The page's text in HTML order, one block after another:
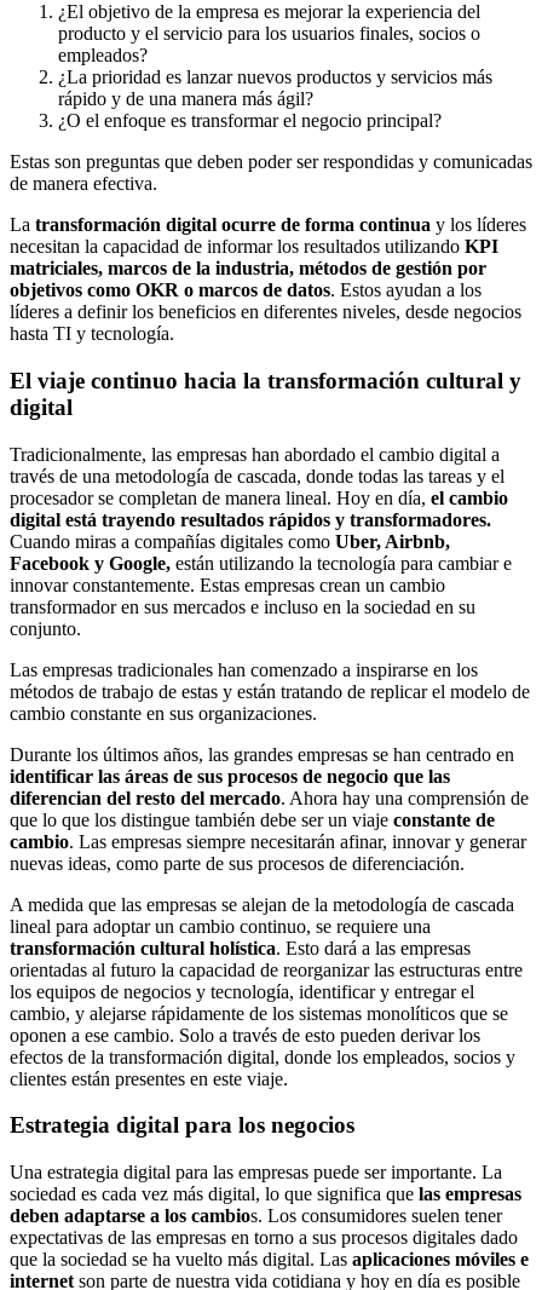
¿El objetivo de la empresa es mejorar la experiencia del
producto y el servicio para los usuarios finales, socios o
empleados?
¿La prioridad es lanzar nuevos productos y servicios más
rápido y de una manera más ágil?
¿O el enfoque es transformar el negocio principal?
Estas son preguntas que deben poder ser respondidas y comunicadas
de manera efectiva.
La transformación digital ocurre de forma continua y los líderes
necesitan la capacidad de informar los resultados utilizando KPI
matriciales, marcos de la industria, métodos de gestión por
objetivos como OKR o marcos de datos. Estos ayudan a los
líderes a definir los beneficios en diferentes niveles, desde negocios
hasta TI y tecnología.
El viaje continuo hacia la transformación cultural y
digital
Tradicionalmente, las empresas han abordado el cambio digital a
través de una metodología de cascada, donde todas las tareas y el
procesador se completan de manera lineal. Hoy en día, el cambio
digital está trayendo resultados rápidos y transformadores.
Cuando miras a compañías digitales como Uber, Airbnb,
Facebook y Google, están utilizando la tecnología para cambiar e
innovar constantemente. Estas empresas crean un cambio
transformador en sus mercados e incluso en la sociedad en su
conjunto.
Las empresas tradicionales han comenzado a inspirarse en los
métodos de trabajo de estas y están tratando de replicar el modelo de
cambio constante en sus organizaciones.
Durante los últimos años, las grandes empresas se han centrado en
identificar las áreas de sus procesos de negocio que las
diferencian del resto del mercado. Ahora hay una comprensión de
que lo que los distingue también debe ser un viaje constante de
cambio. Las empresas siempre necesitarán afinar, innovar y generar
nuevas ideas, como parte de sus procesos de diferenciación.
A medida que las empresas se alejan de la metodología de cascada
lineal para adoptar un cambio continuo, se requiere una
transformación cultural holística. Esto dará a las empresas
orientadas al futuro la capacidad de reorganizar las estructuras entre
los equipos de negocios y tecnología, identificar y entregar el
cambio, y alejarse rápidamente de los sistemas monolíticos que se
oponen a ese cambio. Solo a través de esto pueden derivar los
efectos de la transformación digital, donde los empleados, socios y
clientes están presentes en este viaje.
Estrategia digital para los negocios
Una estrategia digital para las empresas puede ser importante. La
sociedad es cada vez más digital, lo que significa que las empresas
deben adaptarse a los cambios. Los consumidores suelen tener
expectativas de las empresas en torno a sus procesos digitales dado
que la sociedad se ha vuelto más digital. Las aplicaciones móviles e
internet son parte de nuestra vida cotidiana y hoy en día es posible